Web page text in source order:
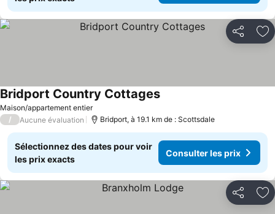
Partager
Maison/appartement entier
Bridport Country CottagesConsulter les prix
/ Aucune évaluation Bridport, à 19.1 km de : Scottsdale
Sélectionnez des dates pour voir
les prix exacts
Consulter les prix
Partager